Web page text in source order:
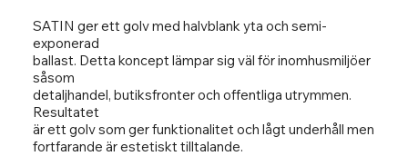
SATIN ger ett golv med halvblank yta och semi-
exponerad
ballast. Detta koncept lämpar sig väl för inomhusmiljöer
såsom
detaljhandel, butiksfronter och offentliga utrymmen.
Resultatet
är ett golv som ger funktionalitet och lågt underhåll men
fortfarande är estetiskt tilltalande.